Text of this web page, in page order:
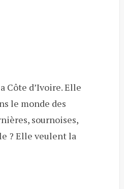
Côte d’Ivoire. Elle
le monde des
sournoises,
? Elle veulent la